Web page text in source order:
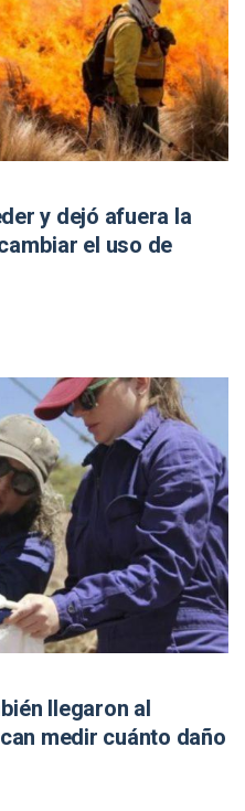
y dejó afuera la
el uso de
llegaron al
medir cuánto daño